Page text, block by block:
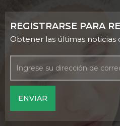
REGISTRARSE PARA
Obtener las últimas noticias